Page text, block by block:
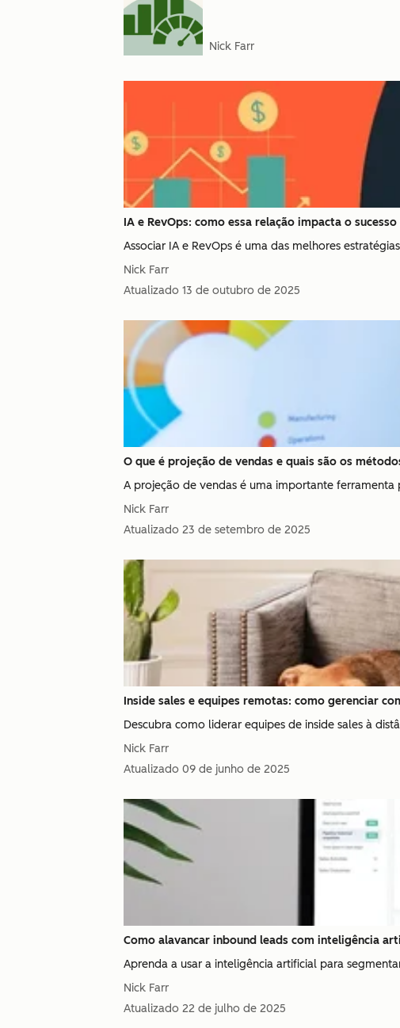
Nick Farr
IA e RevOps: como essa relação impacta o
Associar IA e RevOps é uma das melhores
Nick Farr
Atualizado 13 de outubro de 2025
O que é projeção de vendas e quais são os
A projeção de vendas é uma importante ferramenta
Nick Farr
Atualizado 23 de setembro de 2025
Inside sales e equipes remotas: como gerenciar
Descubra como liderar equipes de inside sales à
Nick Farr
Atualizado 09 de junho de 2025
Como alavancar inbound leads com inteligência
Aprenda a usar a inteligência artificial para
Nick Farr
Atualizado 22 de julho de 2025